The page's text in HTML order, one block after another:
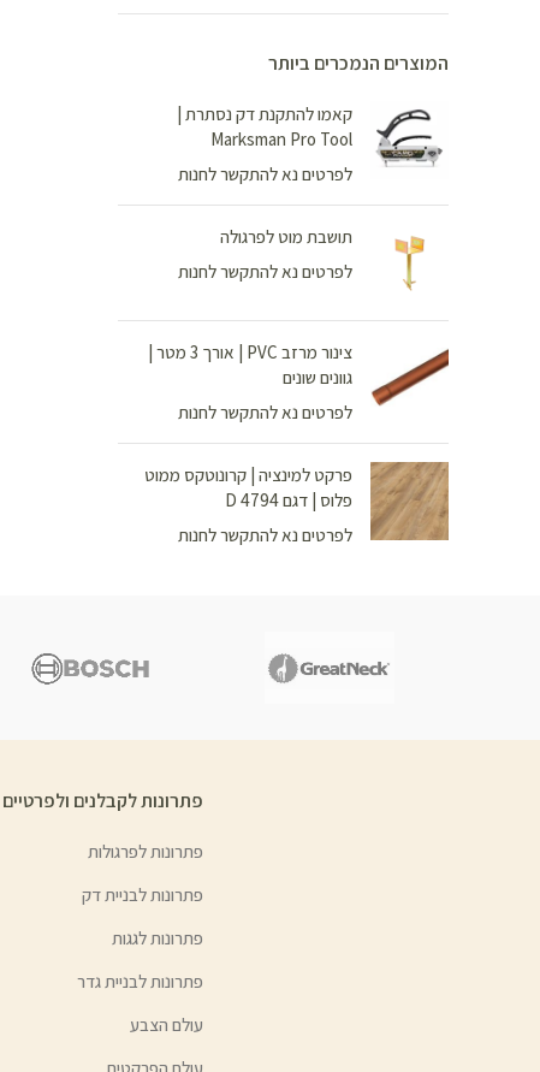
המוצרים הנמכרים ביותר
קאמו להתקנת דק נסתרת |
Marksman Pro Tool
לפרטים נא להתקשר לחנות
תושבת מוט לפרגולה
לפרטים נא להתקשר לחנות
צינור מרזב PVC | אורך 3 מטר |
גוונים שונים
לפרטים נא להתקשר לחנות
פרקט למינציה | קרונוטקס ממוט
פלוס | דגם D 4794
לפרטים נא להתקשר לחנות
פתרונות לקבלנים ולפרטיים
פתרונות לפרגולות
פתרונות לבניית דק
פתרונות לגגות
פתרונות לבניית גדר
עולם הצבע